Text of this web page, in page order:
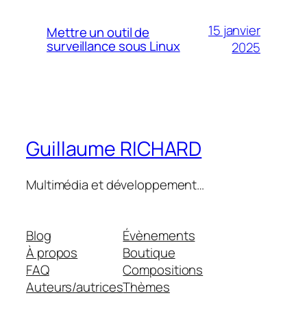
Mettre un outil de
surveillance sous Linux
15 janvier
2025
Guillaume RICHARD
Multimédia et développement…
Blog
À propos
FAQ
Auteurs/autrices
Évènements
Boutique
Compositions
Thèmes